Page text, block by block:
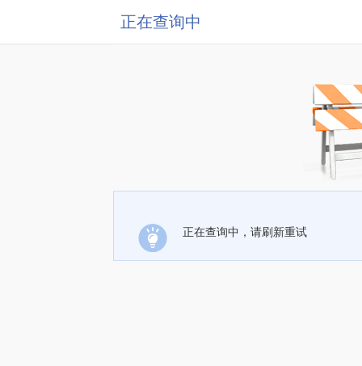
正在查询中
正在查询中，请刷新重试